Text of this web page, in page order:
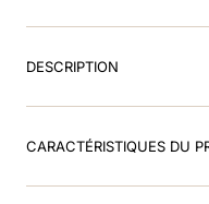
DESCRIPTION
CARACTÉRISTIQUES DU